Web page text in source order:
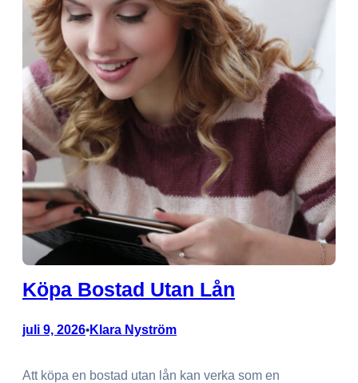
Köpa Bostad Utan Lån
juli 9, 2026•Klara Nyström
Att köpa en bostad utan lån kan verka som en